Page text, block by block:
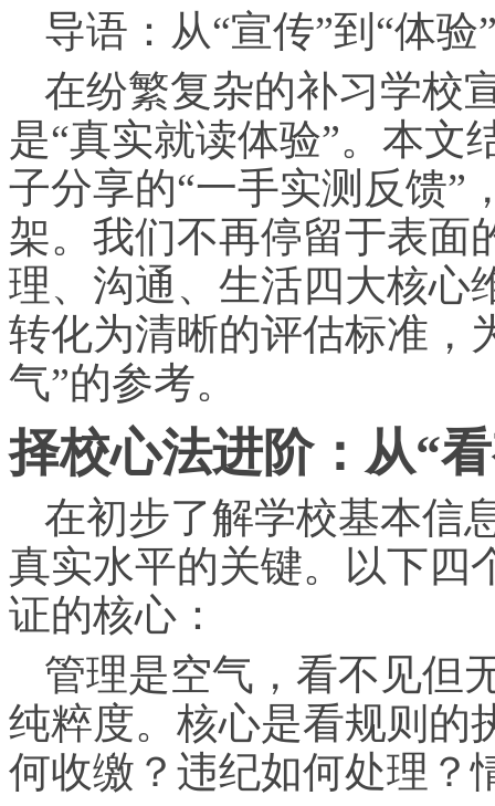
导语：从“宣传”到“体
在纷繁复杂的补习学校
是“真实就读体验”。本文
子分享的“一手实测反馈”
架。我们不再停留于表面
理、沟通、生活四大核心
转化为清晰的评估标准，
气”的参考。
择校心法进阶：从“
在初步了解学校基本信
真实水平的关键。以下四
证的核心：
管理是空气，看不见但
纯粹度。核心是看规则的
何收缴？违纪如何处理？